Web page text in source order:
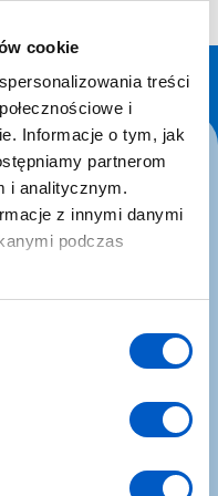
cookie
treści
i
Informacje o tym, jak
partnerom
i analitycznym.
z innymi danymi
podczas
nowościami i
o sprzęcie,
związanej z GIS,
NaviGate, a
nas wiadomość e-mail z